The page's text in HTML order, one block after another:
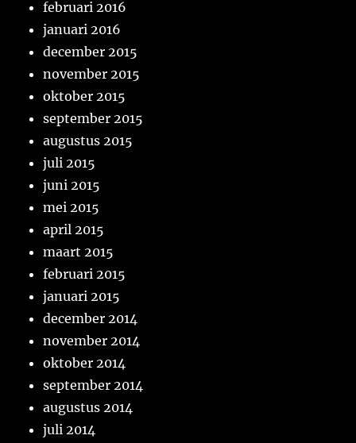
februari 2016
januari 2016
december 2015
november 2015
oktober 2015
september 2015
augustus 2015
juli 2015
juni 2015
mei 2015
april 2015
maart 2015
februari 2015
januari 2015
december 2014
november 2014
oktober 2014
september 2014
augustus 2014
juli 2014